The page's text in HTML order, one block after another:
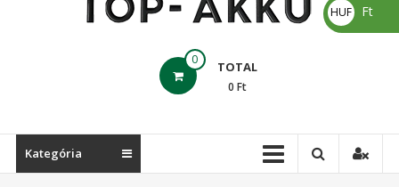
akku.com
0 TOTAL
0 Ft
Kategória
HUF
Ft
Ft